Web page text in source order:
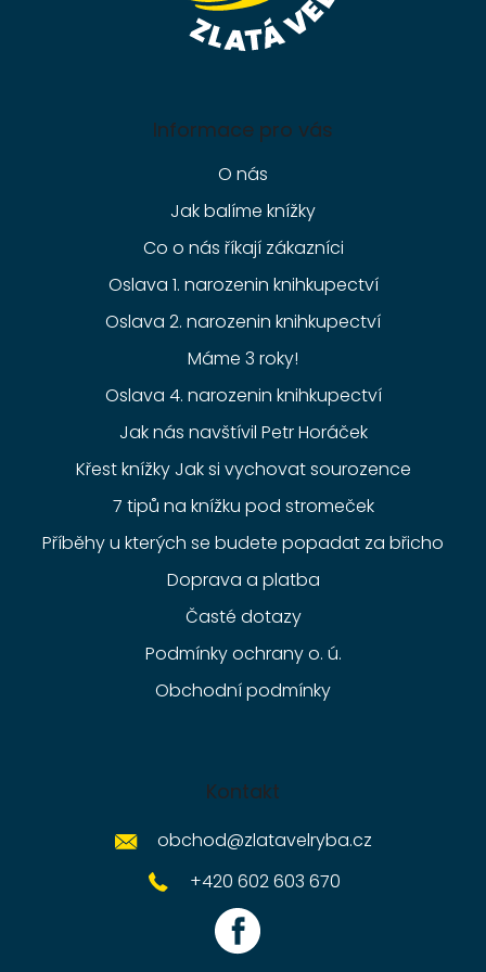
Informace pro vás
O nás
Jak balíme knížky
Co o nás říkají zákazníci
Oslava 1. narozenin knihkupectví
Oslava 2. narozenin knihkupectví
Máme 3 roky!
Oslava 4. narozenin knihkupectví
Jak nás navštívil Petr Horáček
Křest knížky Jak si vychovat sourozence
7 tipů na knížku pod stromeček
Příběhy u kterých se budete popadat za břicho
Doprava a platba
Časté dotazy
Podmínky ochrany o. ú.
Obchodní podmínky
Kontakt
obchod@zlatavelryba.cz
+420 602 603 670